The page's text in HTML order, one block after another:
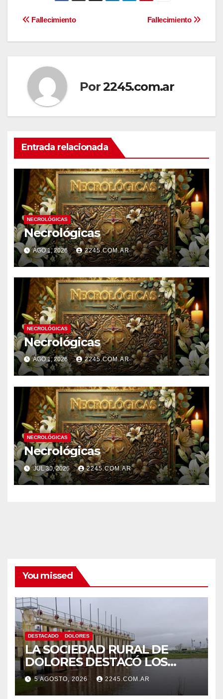
Navegación
de
entradas
Fallecimiento
Fallecimiento
Por2245.com.ar
Entrada relacionada
NECROLÓGICAS
Necrológicas
AGO 1, 2026 2245.COM.AR
NECROLÓGICAS
Necrológicas
AGO 1, 2026 2245.COM.AR
NECROLÓGICAS
Necrológicas
JUL 30, 2026 2245.COM.AR
You missed
DESTACADO DOLORES
LA SOCIEDAD RURAL DE
DOLORES DESTACÓ LOS
TRABAJOS HIDRÁULICOS
REALIZADOS EN EL CANAL 1
5 AGOSTO, 2026 2245.COM.AR